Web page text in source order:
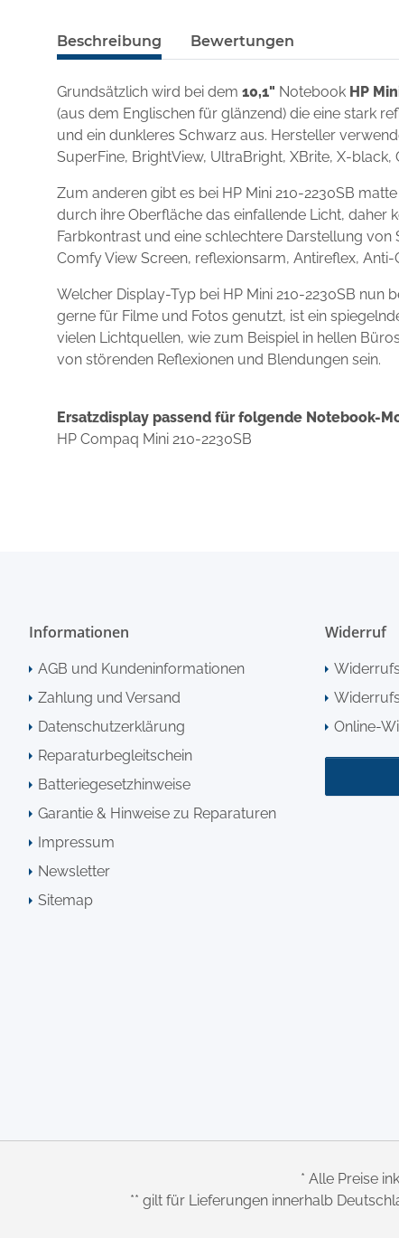
Beschreibung Bewertungen
Grundsätzlich wird bei dem 10,1" Notebook HP
(aus dem Englischen für glänzend) die eine stark
und ein dunkleres Schwarz aus. Hersteller
SuperFine, BrightView, UltraBright, XBrite, X-
Zum anderen gibt es bei HP Mini 210-2230SB
durch ihre Oberfläche das einfallende Licht, daher
Farbkontrast und eine schlechtere Darstellung
Comfy View Screen, reflexionsarm, Antireflex,
Welcher Display-Typ bei HP Mini 210-2230SB
gerne für Filme und Fotos genutzt, ist ein
vielen Lichtquellen, wie zum Beispiel in hellen
von störenden Reflexionen und Blendungen sein.
Ersatzdisplay passend für folgende Notebook-
HP Compaq Mini 210-2230SB
Informationen
AGB und Kundeninformationen
Zahlung und Versand
Datenschutzerklärung
Reparaturbegleitschein
Batteriegesetzhinweise
Garantie & Hinweise zu Reparaturen
Impressum
Newsletter
Sitemap
Widerruf
Online-
* Alle Preise
** gilt für Lieferungen innerhalb